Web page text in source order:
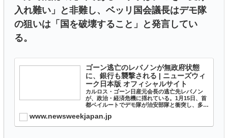
入れ難い」と非難し、ベッリ国会議長はデモ隊
の狙いは「国を破壊すること」と発言してい
る。
ゴーン逃亡のレバノンが無政府状態
に、銀行も襲撃される | ニューズウィ
ーク日本版 オフィシャルサイト
カルロス・ゴーン日産元会長の逃亡先レバノン
が、政治・経済危機に揺れている。1月15日、首
都ベイルートでデモ隊が治安部隊と衝突し、多数
出し制限に激怒した抗議者
www.newsweekjapan.jp